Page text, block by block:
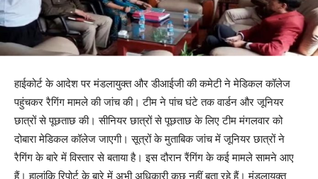
हाईकोर्ट के आदेश पर मंडलायुक्त और डीआईजी की कमेटी ने मेडिकल कॉलेज
पहुंचकर रैगिंग मामले की जांच की। टीम ने पांच घंटे तक वार्डन और जूनियर
छात्रों से पूछताछ की। सीनियर छात्रों से पूछताछ के लिए टीम मंगलवार को
दोबारा मेडिकल कॉलेज जाएगी। सूत्रों के मुताबिक जांच में जूनियर छात्रों ने
रैगिंग के बारे में विस्तार से बताया है। इस दौरान रैंगिंग के कई मामले सामने आए
हैं। हालांकि रिपोर्ट के बारे में अभी अधिकारी कुछ नहीं बता रहे हैं। मंडलायुक्त